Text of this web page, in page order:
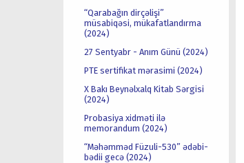
“Qarabağın dirçəlişi”
müsabiqəsi, mükafatlandırma
(2024)
27 Sentyabr - Anım Günü (2024)
PTE sertifikat mərasimi (2024)
X Bakı Beynəlxalq Kitab Sərgisi
(2024)
Probasiya xidməti ilə
memorandum (2024)
“Məhəmməd Füzuli-530” ədəbi-
bədii gecə (2024)